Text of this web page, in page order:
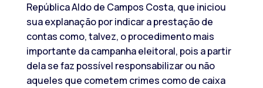
República Aldo de Campos Costa, que iniciou
sua explanação por indicar a prestação de
contas como, talvez, o procedimento mais
importante da campanha eleitoral, pois a partir
dela se faz possível responsabilizar ou não
aqueles que cometem crimes como de caixa